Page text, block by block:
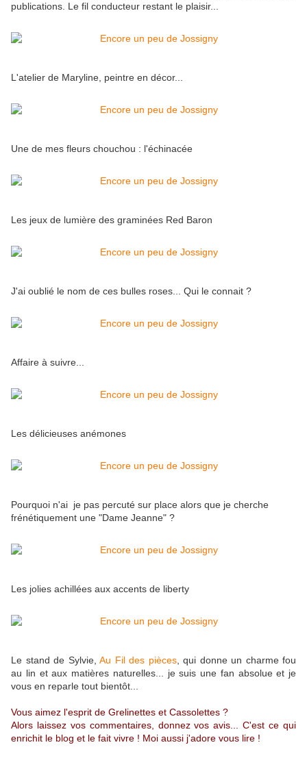
publications. Le fil conducteur restant le plaisir...
L'atelier de Maryline, peintre en décor...
Une de mes fleurs chouchou : l'échinacée
Les jeux de lumière des graminées Red Baron
J'ai oublié le nom de ces bulles roses... Qui le connait ?
Affaire à suivre...
Les délicieuses anémones
Pourquoi n'ai je pas percuté sur place alors que je cherche
frénétiquement une "Dame Jeanne" ?
Les jolies achillées aux accents de liberty
Le stand de Sylvie, Au Fil des pièces, qui donne un charme fou
au lin et aux matières naturelles... je suis une fan absolue et je
vous en reparle tout bientôt...
Vous aimez l'esprit de Grelinettes et Cassolettes ?
Alors laissez vos commentaires, donnez vos avis... C'est ce qui
enrichit le blog et le fait vivre ! Moi aussi j'adore vous lire !